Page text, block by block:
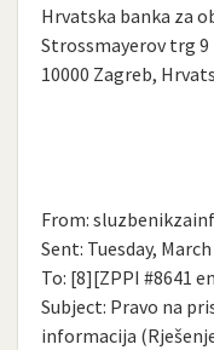
Hrvatska banka za
Strossmayerov trg 9
10000 Zagreb,
From:
Sent: Tuesday,
To: [8][ZPPI #8641
Subject: Pravo na
informacija